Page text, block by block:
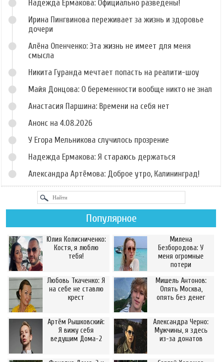
Надежда Ермакова: Официально разведены!
Ирина Пингвинова переживает за жизнь и здоровье
дочери
Алёна Опенченко: Эта жизнь не имеет для меня
смысла
Никита Гуранда мечтает попасть на реалити-шоу
Майя Донцова: О беременности вообще никто не знал
Анастасия Паршина: Времени на себя нет
Анонс на 4.08.2026
У Егора Мельникова случилось прозрение
Надежда Ермакова: Я стараюсь держаться
Александра Артёмова: Доброе утро, Калининград!
Популярное
Юлия Колисниченко:
Костя, я люблю
тебя!
Милена
Безбородова: У
меня огромные
потери
Любовь Ткаченко: Я
на себе не ставлю
крест
Мишель Антонов:
Опять Москва,
опять без денег
Артём Рышковский:
Я вижу себя
ведущим Дома-2
Александра Черно:
Мужчины, я здесь
из-за донатов